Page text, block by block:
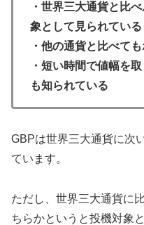
・世界三大通貨と比
象として見られている
・他の通貨と比べて
・短い時間で値幅を
も知られている
GBPは世界三大通貨に次
ています。
ただし、世界三大通貨に
ちらかというと投機対象